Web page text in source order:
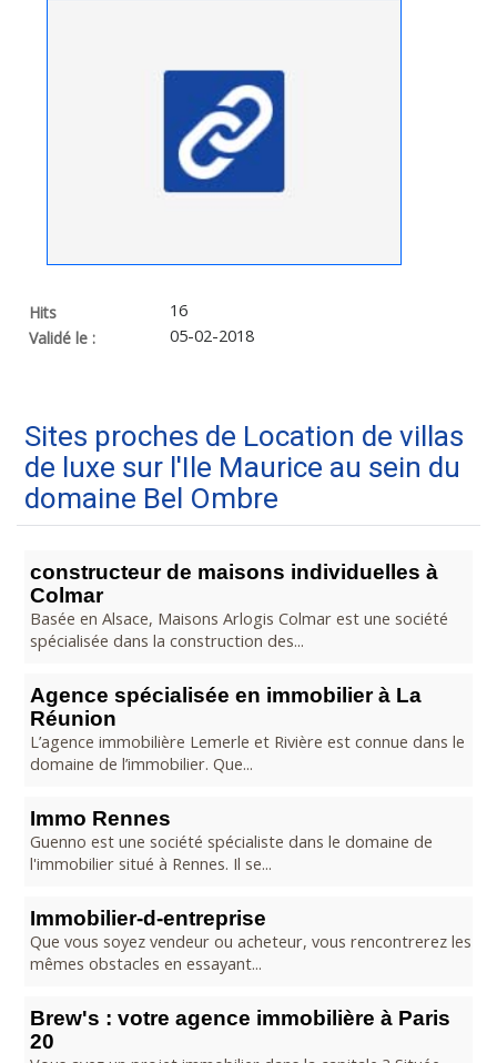
Hits
16
Validé le :
05-02-2018
Sites proches de Location de villas
de luxe sur l'Ile Maurice au sein du
domaine Bel Ombre
constructeur de maisons individuelles à
Colmar
Basée en Alsace, Maisons Arlogis Colmar est une société
spécialisée dans la construction des...
Agence spécialisée en immobilier à La
Réunion
L’agence immobilière Lemerle et Rivière est connue dans le
domaine de l’immobilier. Que...
Immo Rennes
Guenno est une société spécialiste dans le domaine de
l'immobilier situé à Rennes. Il se...
Immobilier-d-entreprise
Que vous soyez vendeur ou acheteur, vous rencontrerez les
mêmes obstacles en essayant...
Brew's : votre agence immobilière à Paris
20